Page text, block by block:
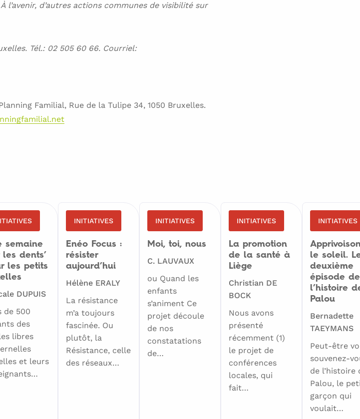
d’autres actions communes de visibilité sur
Tél.: 02 505 60 66. Courriel:
Familial, Rue de la Tulipe 34, 1050 Bruxelles.
semaine
les dents’
les petits
DUPUIS
de 500
des
libres
et leurs
INITIATIVES
Enéo Focus :
résister
aujourd’hui
Hélène ERALY
La résistance
m’a toujours
fascinée. Ou
plutôt, la
Résistance, celle
des réseaux…
INITIATIVES
Moi, toi, nous
C. LAUVAUX
ou Quand les
enfants
s’animent Ce
projet découle
de nos
constatations
de…
INITIATIVES
La promotion
de la santé à
Liège
Christian DE
BOCK
Nous avons
présenté
récemment (1)
le projet de
conférences
locales, qui
fait…
INITIATIVES
le soleil.
deuxième
épisode de
l’histoire
Palou
Bernadette
TAEYMANS
Peut-être
souvenez-
de l’histoire
Palou, le
garçon qui
voulait…